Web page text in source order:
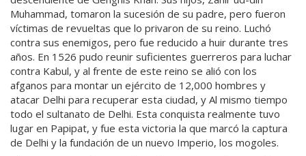
Muhammad, tomaron la sucesión de su padre, pero fueron
víctimas de revueltas que lo privaron de su reino. Luchó
contra sus enemigos, pero fue reducido a huir durante tres
años. En 1526 pudo reunir suficientes guerreros para luchar
contra Kabul, y al frente de este reino se alió con los
afganos para montar un ejército de 12,000 hombres y
atacar Delhi para recuperar esta ciudad, y Al mismo tiempo
todo el sultanato de Delhi. Esta conquista realmente tuvo
lugar en Papipat, y fue esta victoria la que marcó la captura
de Delhi y la fundación de un nuevo Imperio, los mogoles.